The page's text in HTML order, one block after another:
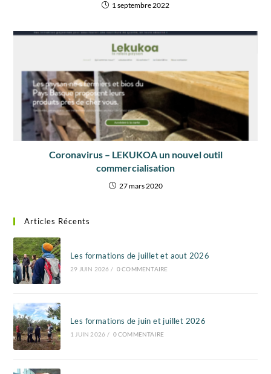
1 septembre 2022
Coronavirus – LEKUKOA un nouvel outil
commercialisation
27 mars 2020
Articles Récents
Les formations de juillet et aout 2026
29 JUIN 2026 / 0 COMMENTAIRE
Les formations de juin et juillet 2026
1 JUIN 2026 / 0 COMMENTAIRE